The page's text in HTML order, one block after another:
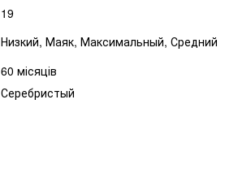
19
Низкий, Маяк, Максимальный, Средний
60 місяців
Серебристый